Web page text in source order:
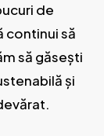
de
continui să
să găsești
și